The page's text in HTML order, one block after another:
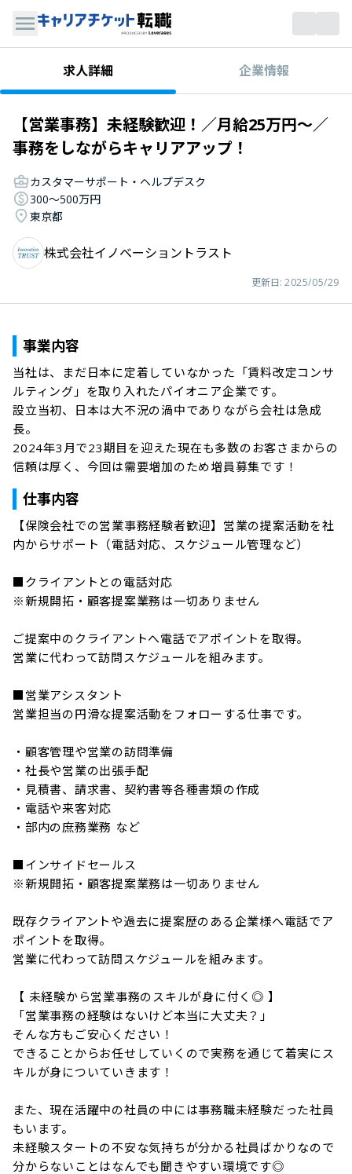
求人詳細 企業情報
【営業事務】未経験歓迎！／月給25万円～／
事務をしながらキャリアアップ！
カスタマーサポート・ヘルプデスク
300〜500万円
東京都
株式会社イノベーショントラスト
更新日: 2025/05/29
事業内容
当社は、まだ日本に定着していなかった「賃料改定コンサ
ルティング」を取り入れたパイオニア企業です。
設立当初、日本は大不況の渦中でありながら会社は急成
長。
2024年3月で23期目を迎えた現在も多数のお客さまからの
信頼は厚く、今回は需要増加のため増員募集です！
仕事内容
【保険会社での営業事務経験者歓迎】営業の提案活動を社
内からサポート（電話対応、スケジュール管理など）
■クライアントとの電話対応
※新規開拓・顧客提案業務は一切ありません
ご提案中のクライアントへ電話でアポイントを取得。
営業に代わって訪問スケジュールを組みます。
■営業アシスタント
営業担当の円滑な提案活動をフォローする仕事です。
・顧客管理や営業の訪問準備
・社長や営業の出張手配
・見積書、請求書、契約書等各種書類の作成
・電話や来客対応
・部内の庶務業務 など
■インサイドセールス
※新規開拓・顧客提案業務は一切ありません
既存クライアントや過去に提案歴のある企業様へ電話でア
ポイントを取得。
営業に代わって訪問スケジュールを組みます。
【 未経験から営業事務のスキルが身に付く◎ 】
「営業事務の経験はないけど本当に大丈夫？」
そんな方もご安心ください！
できることからお任せしていくので実務を通じて着実にス
キルが身についていきます！
また、現在活躍中の社員の中には事務職未経験だった社員
もいます。
未経験スタートの不安な気持ちが分かる社員ばかりなので
分からないことはなんでも聞きやすい環境です◎